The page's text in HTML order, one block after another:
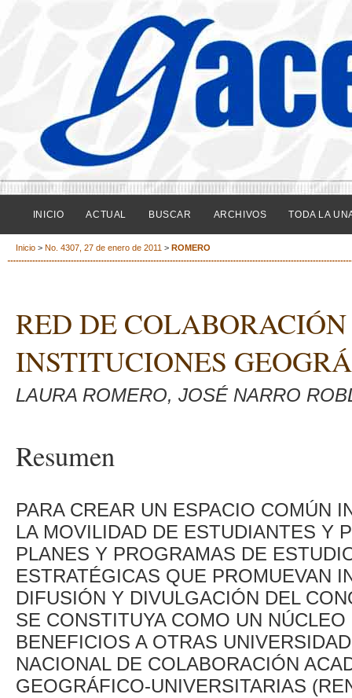
INICIO ACTUAL BUSCAR ARCHIVOS TODA LA
Inicio > No. 4307, 27 de enero de 2011 > ROMERO
RED DE
INSTITUCIONES
LAURA ROMERO, JOSÉ NARRO
Resumen
PARA CREAR UN ESPACIO COMÚN
LA MOVILIDAD DE ESTUDIANTES Y
PLANES Y PROGRAMAS DE
ESTRATÉGICAS QUE PROMUEVAN
DIFUSIÓN Y DIVULGACIÓN DEL
SE CONSTITUYA COMO UN
BENEFICIOS A OTRAS
NACIONAL DE COLABORACIÓN
GEOGRÁFICO-UNIVERSITARIAS